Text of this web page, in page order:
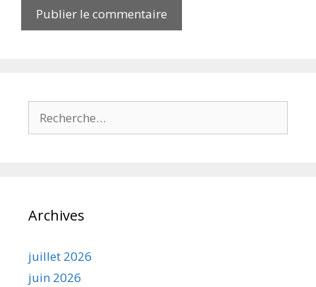
Archives
juillet 2026
juin 2026